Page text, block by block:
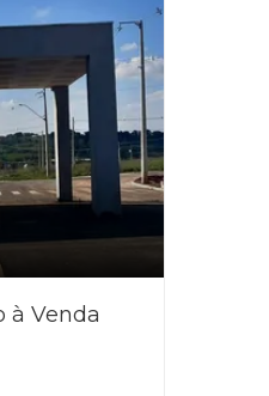
à Venda